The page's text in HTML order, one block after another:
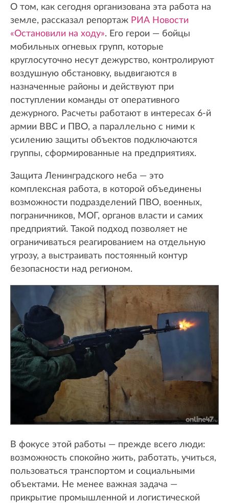
О том, как сегодня организована эта работа на
земле, рассказал репортаж РИА Новости
«Остановили на ходу». Его герои — бойцы
мобильных огневых групп, которые
круглосуточно несут дежурство, контролируют
воздушную обстановку, выдвигаются в
назначенные районы и действуют при
поступлении команды от оперативного
дежурного. Расчеты работают в интересах 6-й
армии ВВС и ПВО, а параллельно с ними к
усилению защиты объектов подключаются
группы, сформированные на предприятиях.
Защита Ленинградского неба — это
комплексная работа, в которой объединены
возможности подразделений ПВО, военных,
пограничников, МОГ, органов власти и самих
предприятий. Такой подход позволяет не
ограничиваться реагированием на отдельную
угрозу, а выстраивать постоянный контур
безопасности над регионом.
В фокусе этой работы — прежде всего люди:
возможность спокойно жить, работать, учиться,
пользоваться транспортом и социальными
объектами. Не менее важная задача —
прикрытие промышленной и логистической